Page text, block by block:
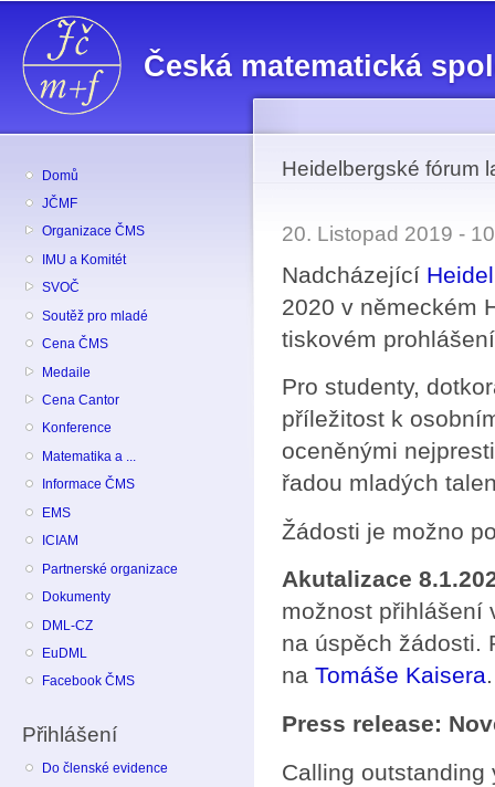
Česká matematická
Domů
JČMF
Organizace ČMS
IMU a Komitét
SVOČ
Soutěž pro mladé
Cena ČMS
Medaile
Cena Cantor
Konference
Matematika a ...
Informace ČMS
EMS
ICIAM
Partnerské organizace
Dokumenty
DML-CZ
EuDML
Facebook ČMS
Přihlášení
Do členské evidence
Heidelbergské fórum
20. Listopad 2019 -
Nadcházející
2020 v německém
tiskovém
Pro studenty,
příležitost k
oceněnými
řadou mladých
Žádosti je možno
Akutalizace
možnost přihlášení
na úspěch žádosti.
na Tomáše Kaisera.
Press release:
Calling outstanding